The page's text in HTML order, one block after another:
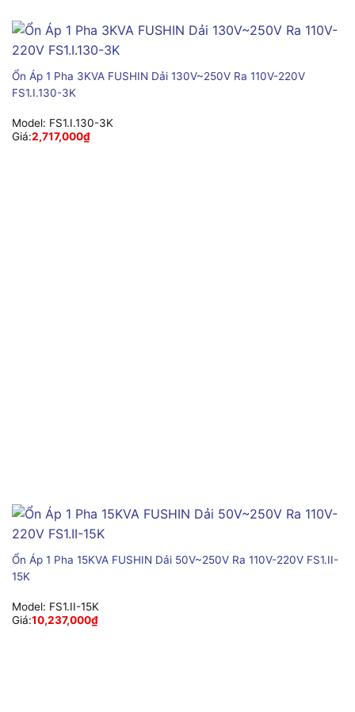
Ổn Áp 1 Pha 3KVA FUSHIN Dải 130V~250V Ra 110V-220V
FS1.I.130-3K
Model: FS1.I.130-3K
Giá:2,717,000₫
Ổn Áp 1 Pha 15KVA FUSHIN Dải 50V~250V Ra 110V-220V FS1.II-
15K
Model: FS1.II-15K
Giá:10,237,000₫